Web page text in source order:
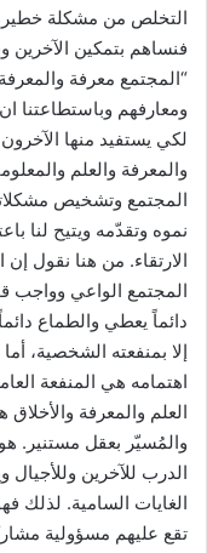
التخلص من مشكلة خطيرة
فنساهم بتمكين الآخرين
“المجتمع معرفة
ومعارفهم وباستطاعتنا
لكي يستفيد منها
والمعرفة والعلم
المجتمع وتشخيص
نموه وتقدّمه ويتيح لنا
الارتقاء. من هنا نقول
المجتمع الواعي وواجب
دائماً يعطي والطماع
إلا بمنفعته الشخصية،
اهتمامه هي المنفعة
العلم والمعرفة
والمُسيّر بعقل مستنير. هو
الدرب للآخرين
الغايات السامية. لذلك
تقع عليهم مسؤولية